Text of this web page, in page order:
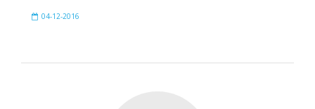
04-12-2016